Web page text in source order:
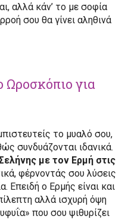
αλλά κάν’ το με σοφία
σου θα γίνει αληθινά
για
το μυαλό σου,
συνδυάζονται ιδανικά.
με τον Ερμή στις
φέρνοντάς σου λύσεις
Επειδή ο Ερμής είναι και
αλλά ισχυρή όψη
που σου ψιθυρίζει